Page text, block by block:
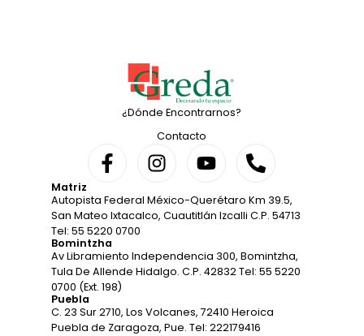
¿Dónde Encontrarnos?
Contacto
Matriz
Autopista Federal México-Querétaro Km 39.5,
San Mateo Ixtacalco, Cuautitlán Izcalli C.P. 54713
Tel: 55 5220 0700
Bomintzha
Av Libramiento Independencia 300, Bomintzha,
Tula De Allende Hidalgo. C.P. 42832 Tel: 55 5220
0700 (Ext. 198)
Puebla
C. 23 Sur 2710, Los Volcanes, 72410 Heroica
Puebla de Zaragoza, Pue. Tel: 222179416